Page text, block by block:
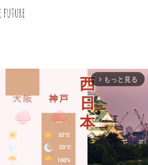
arrow_forward_ios もっと見る